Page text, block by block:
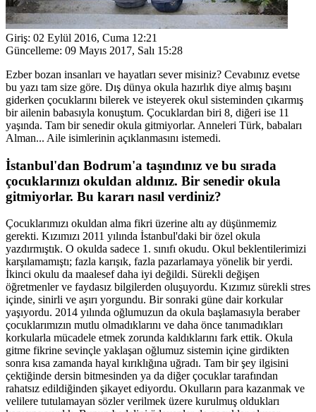
Giriş: 02 Eylül 2016, Cuma 12:21
Güncelleme: 09 Mayıs 2017, Salı 15:28
Ezber bozan insanları ve hayatları sever misiniz? Cevabınız evetse
bu yazı tam size göre. Dış dünya okula hazırlık diye almış başını
giderken çocuklarını bilerek ve isteyerek okul sisteminden çıkarmış
bir ailenin babasıyla konuştum. Çocuklardan biri 8, diğeri ise 11
yaşında. Tam bir senedir okula gitmiyorlar. Anneleri Türk, babaları
Alman... Aile isimlerinin açıklanmasını istemedi.
İstanbul'dan Bodrum'a taşındınız ve bu sırada
çocuklarınızı okuldan aldınız. Bir senedir okula
gitmiyorlar. Bu kararı nasıl verdiniz?
Çocuklarımızı okuldan alma fikri üzerine altı ay düşünmemiz
gerekti. Kızımızı 2011 yılında İstanbul'daki bir özel okula
yazdırmıştık. O okulda sadece 1. sınıfı okudu. Okul beklentilerimizi
karşılamamıştı; fazla karışık, fazla pazarlamaya yönelik bir yerdi.
İkinci okulu da maalesef daha iyi değildi. Sürekli değişen
öğretmenler ve faydasız bilgilerden oluşuyordu. Kızımız sürekli stres
içinde, sinirli ve aşırı yorgundu. Bir sonraki güne dair korkular
yaşıyordu. 2014 yılında oğlumuzun da okula başlamasıyla beraber
çocuklarımızın mutlu olmadıklarını ve daha önce tanımadıkları
korkularla mücadele etmek zorunda kaldıklarını fark ettik. Okula
gitme fikrine sevinçle yaklaşan oğlumuz sistemin içine girdikten
sonra kısa zamanda hayal kırıklığına uğradı. Tam bir şey ilgisini
çektiğinde dersin bitmesinden ya da diğer çocuklar tarafından
rahatsız edildiğinden şikayet ediyordu. Okulların para kazanmak ve
velilere tutulamayan sözler verilmek üzere kurulmuş oldukları